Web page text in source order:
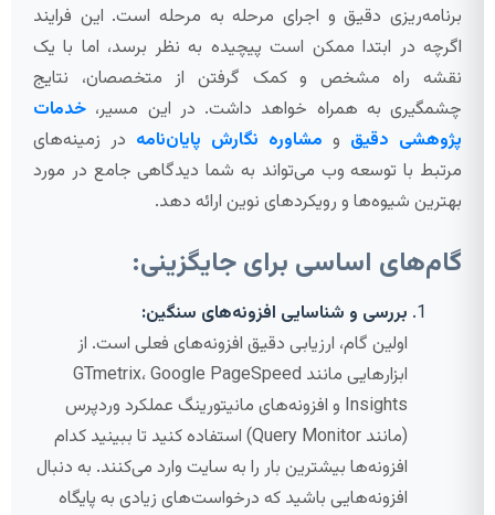
برنامه‌ریزی دقیق و اجرای مرحله به مرحله است. این فرایند
اگرچه در ابتدا ممکن است پیچیده به نظر برسد، اما با یک
نقشه راه مشخص و کمک گرفتن از متخصصان، نتایج
چشمگیری به همراه خواهد داشت. در این مسیر، خدمات
پژوهشی دقیق و مشاوره نگارش پایان‌نامه در زمینه‌های
مرتبط با توسعه وب می‌تواند به شما دیدگاهی جامع در مورد
بهترین شیوه‌ها و رویکردهای نوین ارائه دهد.
گام‌های اساسی برای جایگزینی:
بررسی و شناسایی افزونه‌های سنگین:
اولین گام، ارزیابی دقیق افزونه‌های فعلی است. از
ابزارهایی مانند GTmetrix، Google PageSpeed
Insights و افزونه‌های مانیتورینگ عملکرد وردپرس
(مانند Query Monitor) استفاده کنید تا ببینید کدام
افزونه‌ها بیشترین بار را به سایت وارد می‌کنند. به دنبال
افزونه‌هایی باشید که درخواست‌های زیادی به پایگاه